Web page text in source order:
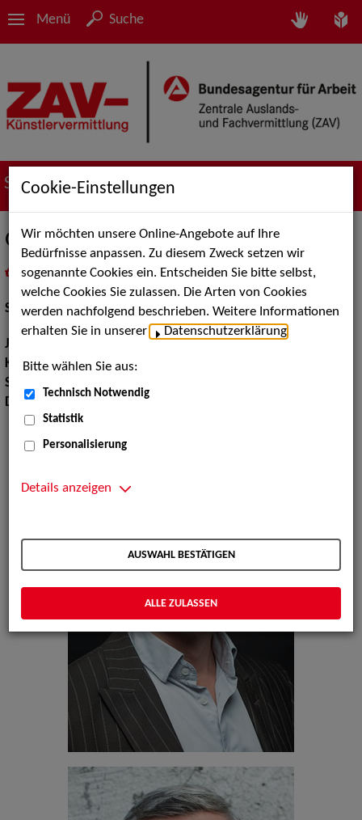
Menü Suche
Suche nach Künstler*innen
Georg Münzel
als PDF speichern
inMeine Merklistelegen
Schauspiel:Bühne
Jahrgang:
Körpergröße:180 cm
Sprachen:
Dialekte:
Cookie-Einstellungen
Wir möchten unsere Online-Angebote auf Ihre
Bedürfnisse anpassen. Zu diesem Zweck setzen wir
sogenannte Cookies ein. Entscheiden Sie bitte selbst,
welche Cookies Sie zulassen. Die Arten von Cookies
werden nachfolgend beschrieben. Weitere Informationen
erhalten Sie in unserer
Datenschutzerklärung
Bitte wählen Sie aus:
Technisch Notwendig
Statistik
Personalisierung
Details anzeigen
AUSWAHL BESTÄTIGEN
ALLE ZULASSEN